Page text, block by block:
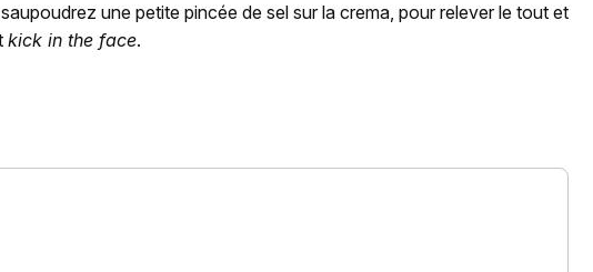
une petite pincée de sel sur la crema, pour relever le tout et
kick in the face.